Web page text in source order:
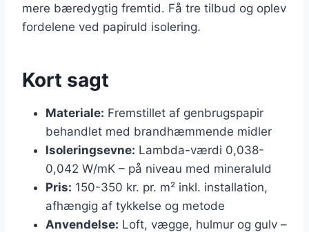
mere bæredygtig fremtid. Få tre tilbud og oplev
fordelene ved papiruld isolering.
Kort sagt
Materiale: Fremstillet af genbrugspapir
behandlet med brandhæmmende midler
Isoleringsevne: Lambda-værdi 0,038-
0,042 W/mK – på niveau med mineraluld
Pris: 150-350 kr. pr. m² inkl. installation,
afhængig af tykkelse og metode
Anvendelse: Loft, vægge, hulmur og gulv –